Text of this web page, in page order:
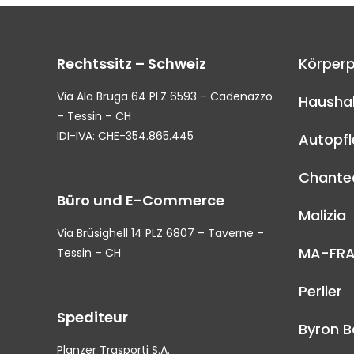
Rechtssitz – Schweiz
Via Ala Brüga 64 PLZ 6593 – Cadenazzo
– Tessin – CH
IDI-IVA: CHE-354.865.445
Büro und E-Commerce
Via Brüsighell 14 PLZ 6807 – Taverne –
Tessin – CH
Spediteur
Planzer Trasporti S.A.
Malizia
MA-FRA
Perlier
Byron